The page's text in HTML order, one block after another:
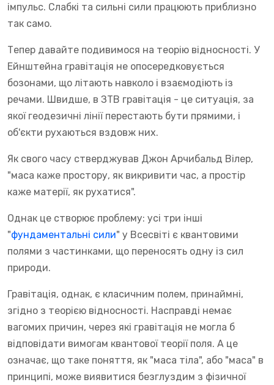
імпульс. Слабкі та сильні сили працюють приблизно
так само.
Тепер давайте подивимося на теорію відносності. У
Ейнштейна гравітація не опосередковується
бозонами, що літають навколо і взаємодіють із
речами. Швидше, в ЗТВ гравітація - це ситуація, за
якої геодезичні лінії перестають бути прямими, і
об'єкти рухаються вздовж них.
Як свого часу стверджував Джон Арчибальд Вілер,
"маса каже простору, як викривити час, а простір
каже матерії, як рухатися".
Однак це створює проблему: усі три інші
"фундаментальні сили" у Всесвіті є квантовими
полями з частинками, що переносять одну із сил
природи.
Гравітація, однак, є класичним полем, принаймні,
згідно з теорією відносності. Насправді немає
вагомих причин, через які гравітація не могла б
відповідати вимогам квантової теорії поля. А це
означає, що таке поняття, як "маса тіла", або "маса" в
принципі, може виявитися безглуздим з фізичної